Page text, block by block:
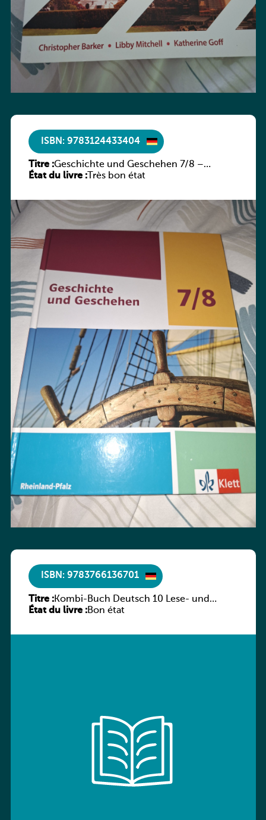
ISBN: 9783124433404
Titre :Geschichte und Geschehen 7/8 –
Rheinland-Pfalz
État du livre :Très bon état
ISBN: 9783766136701
Titre :Kombi-Buch Deutsch 10 Lese- und
Sprachbuch
État du livre :Bon état